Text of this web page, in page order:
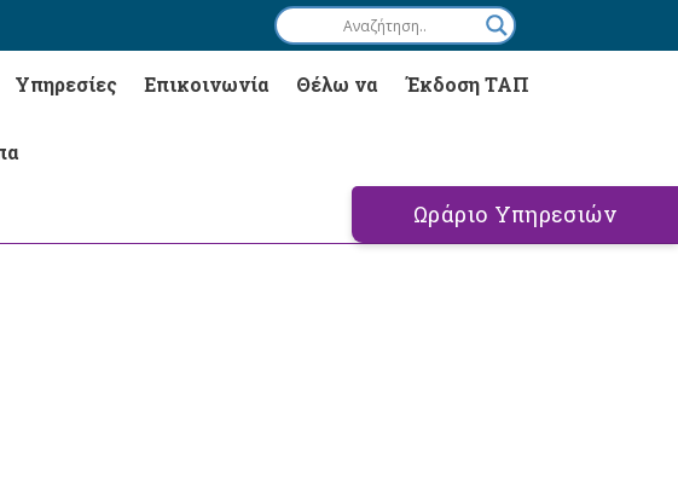
Υπηρεσίες Επικοινωνία Θέλω να Έκδοση ΤΑΠ
Ωράριο Υπηρεσιών